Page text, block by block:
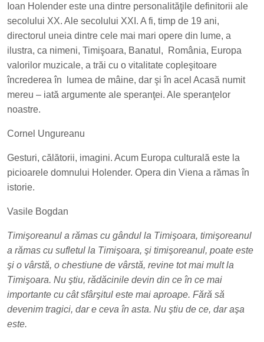
Vasile
Bogdan
Ioan Holender este una dintre personalităţile definitorii ale
secolului XX. Ale secolului XXI. A fi, timp de 19 ani,
directorul uneia dintre cele mai mari opere din lume, a
ilustra, ca nimeni, Timişoara, Banatul,
România, Europa
valorilor muzicale, a trăi cu o vitalitate copleşitoare
încrederea în
lumea de mâine, dar şi în acel Acasă numit
mereu – iată argumente ale speranţei. Ale speranţelor
noastre.
Cornel Ungureanu
Gesturi, călătorii, imagini. Acum Europa culturală este la
picioarele domnului Holender. Opera din Viena a rămas în
istorie.
Vasile Bogdan
Timişoreanul a rămas cu gândul la Timişoara, timişoreanul
a rămas cu sufletul la Timişoara, şi timişoreanul, poate este
şi o vârstă, o chestiune de vârstă, revine tot mai mult la
Timişoara. Nu ştiu, rădăcinile devin din ce în ce mai
importante cu cât sfârşitul este mai aproape. Fără să
devenim tragici, dar e ceva în asta. Nu ştiu de ce, dar aşa
este.